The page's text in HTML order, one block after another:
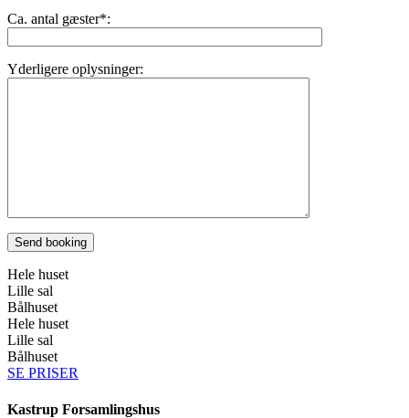
Ca. antal gæster*:
Yderligere oplysninger:
Hele huset
Lille sal
Bålhuset
Hele huset
Lille sal
Bålhuset
SE PRISER
Kastrup Forsamlingshus